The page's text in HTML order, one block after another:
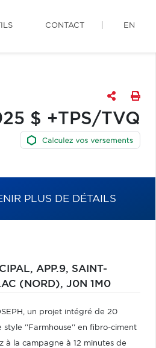
CONTACT EN
$ +TPS/TVQ
PLUS DE DÉTAILS
APP.9, SAINT-
(NORD), J0N 1M0
un projet intégré de 20
style ''Farmhouse'' en fibro-ciment
à la campagne à 12 minutes de